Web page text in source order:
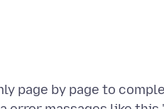
page by page to